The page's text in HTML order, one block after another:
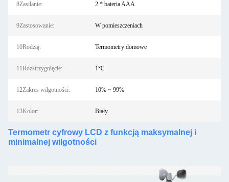
8Zasilanie: 2 * bateria AAA
9Zastosowanie: W pomieszczeniach
10Rodzaj: Termometry domowe
11Rozstrzygnięcie: 1℃
12Zakres wilgotności: 10% ~ 99%
13Kolor: Biały
Termometr cyfrowy LCD z funkcją maksymalnej i
minimalnej wilgotności